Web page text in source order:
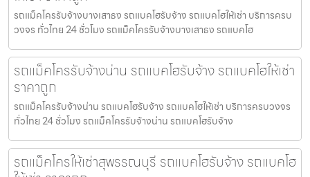
รถแม็คโครรับจ้างบางเสาธง รถแบคโฮรับจ้าง รถแบคโฮให้เช่า บริการครบ
วงจร ทั่วไทย 24 ชั่วโมง รถแม็คโครรับจ้างบางเสาธง รถแบคโฮ
รถแม็คโครรับจ้างน่าน รถแบคโฮรับจ้าง รถแบคโฮให้เช่า
ราคาถูก
รถแม็คโครรับจ้างน่าน รถแบคโฮรับจ้าง รถแบคโฮให้เช่า บริการครบวงจร
ทั่วไทย 24 ชั่วโมง รถแม็คโครรับจ้างน่าน รถแบคโฮรับจ้าง
รถแม็คโครให้เช่าสุพรรณบุรี รถแบคโฮรับจ้าง รถแบคโฮ